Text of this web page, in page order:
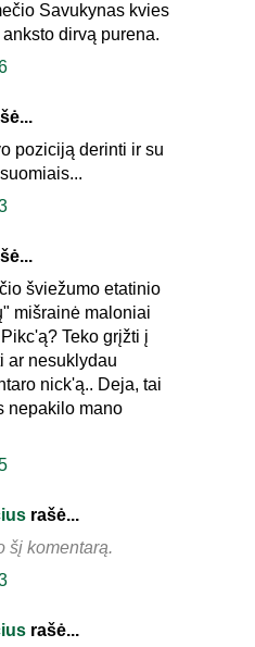
Savukynas kvies
dirvą purena.
poziciją derinti ir su
šviežumo etatinio
mišrainė maloniai
Teko grįžti į
ar nesuklydau
nick'ą.. Deja, tai
nepakilo mano
rašė...
šį komentarą.
rašė...